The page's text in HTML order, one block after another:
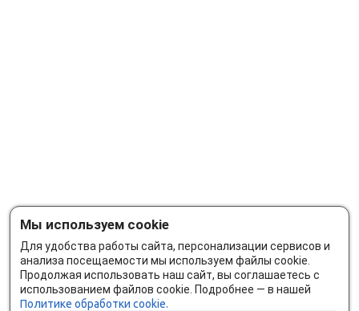
Мы используем cookie
Для удобства работы сайта, персонализации сервисов и
анализа посещаемости мы используем файлы cookie.
Продолжая использовать наш сайт, вы соглашаетесь с
использованием файлов cookie. Подробнее — в нашей
Политике обработки cookie.